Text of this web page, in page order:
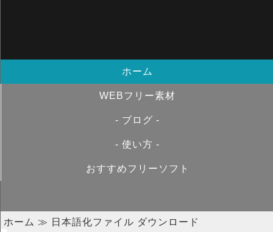
ホーム
WEBフリー素材
- ブログ -
- 使い方 -
おすすめフリーソフト
ホーム ≫ 日本語化ファイル ダウンロード